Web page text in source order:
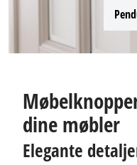
dine møbler
Elegante